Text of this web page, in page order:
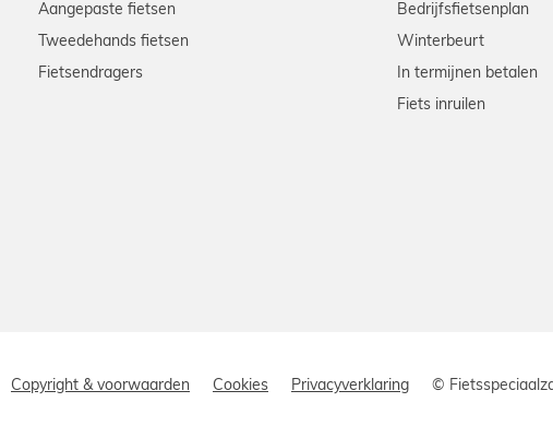
Aangepaste fietsen
Tweedehands fietsen
Fietsendragers
Bedrijfsfietsenplan
Winterbeurt
In termijnen betalen
Fiets inruilen
Copyright & voorwaarden Cookies Privacyverklaring ©